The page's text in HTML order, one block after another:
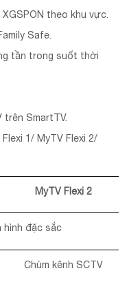
theo khu vực.
Safe.
tần trong suốt thời
trên SmartTV.
1/ MyTV Flexi 2/
MyTV Flexi 2
hình đặc sắc
Chùm kênh SCTV